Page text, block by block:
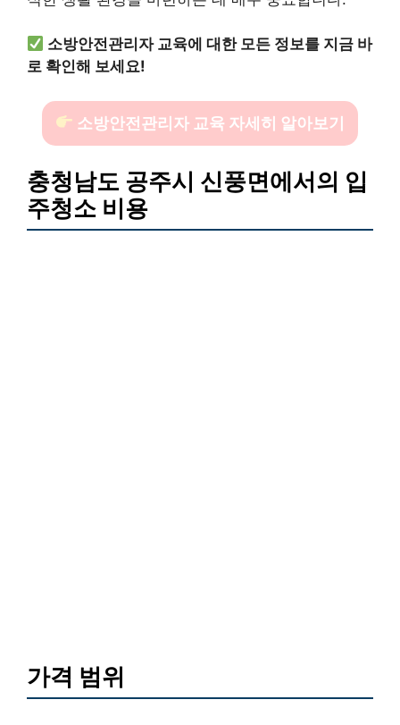
소방안전관리자 교육에 대한 모든 정보를 지금 바
로 확인해 보세요!
소방안전관리자 교육 자세히 알아보기
충청남도 공주시 신풍면에서의 입
주청소 비용
가격 범위